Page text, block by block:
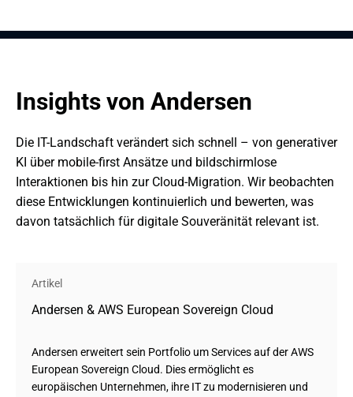
Insights von Andersen
Die IT-Landschaft verändert sich schnell – von generativer
KI über mobile-first Ansätze und bildschirmlose
Interaktionen bis hin zur Cloud-Migration. Wir beobachten
diese Entwicklungen kontinuierlich und bewerten, was
davon tatsächlich für digitale Souveränität relevant ist.
Artikel
Andersen & AWS European Sovereign Cloud
Andersen erweitert sein Portfolio um Services auf der AWS
European Sovereign Cloud. Dies ermöglicht es
europäischen Unternehmen, ihre IT zu modernisieren und